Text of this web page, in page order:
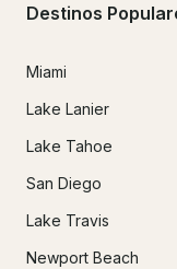
Destinos
Miami
Lake Lanier
Lake Tahoe
San Diego
Lake Travis
Newport Beach